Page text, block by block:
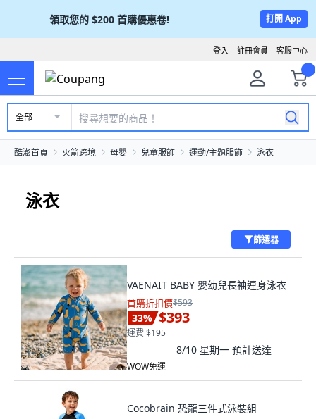
領取您的 $200 首購優惠卷! 打開 App
客服中心
註冊會員
登入
全部
酷澎首頁 火箭跨境 母嬰 兒童服飾 運動/主題服飾 泳衣
泳衣
篩選器
VAENAIT BABY 嬰幼兒長袖連身泳衣
首購折扣價$593
33% $393
運費 $195
8/10 星期一 預計送達
WOW免運
Cocobrain 恐龍三件式泳裝組